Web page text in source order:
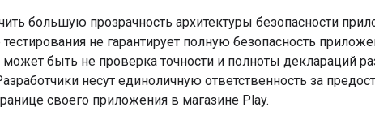
большую прозрачность архитектуры безопасности
не гарантирует полную безопасность
быть не проверка точности и полноты деклараций
несут единоличную ответственность за
своего приложения в магазине Play.